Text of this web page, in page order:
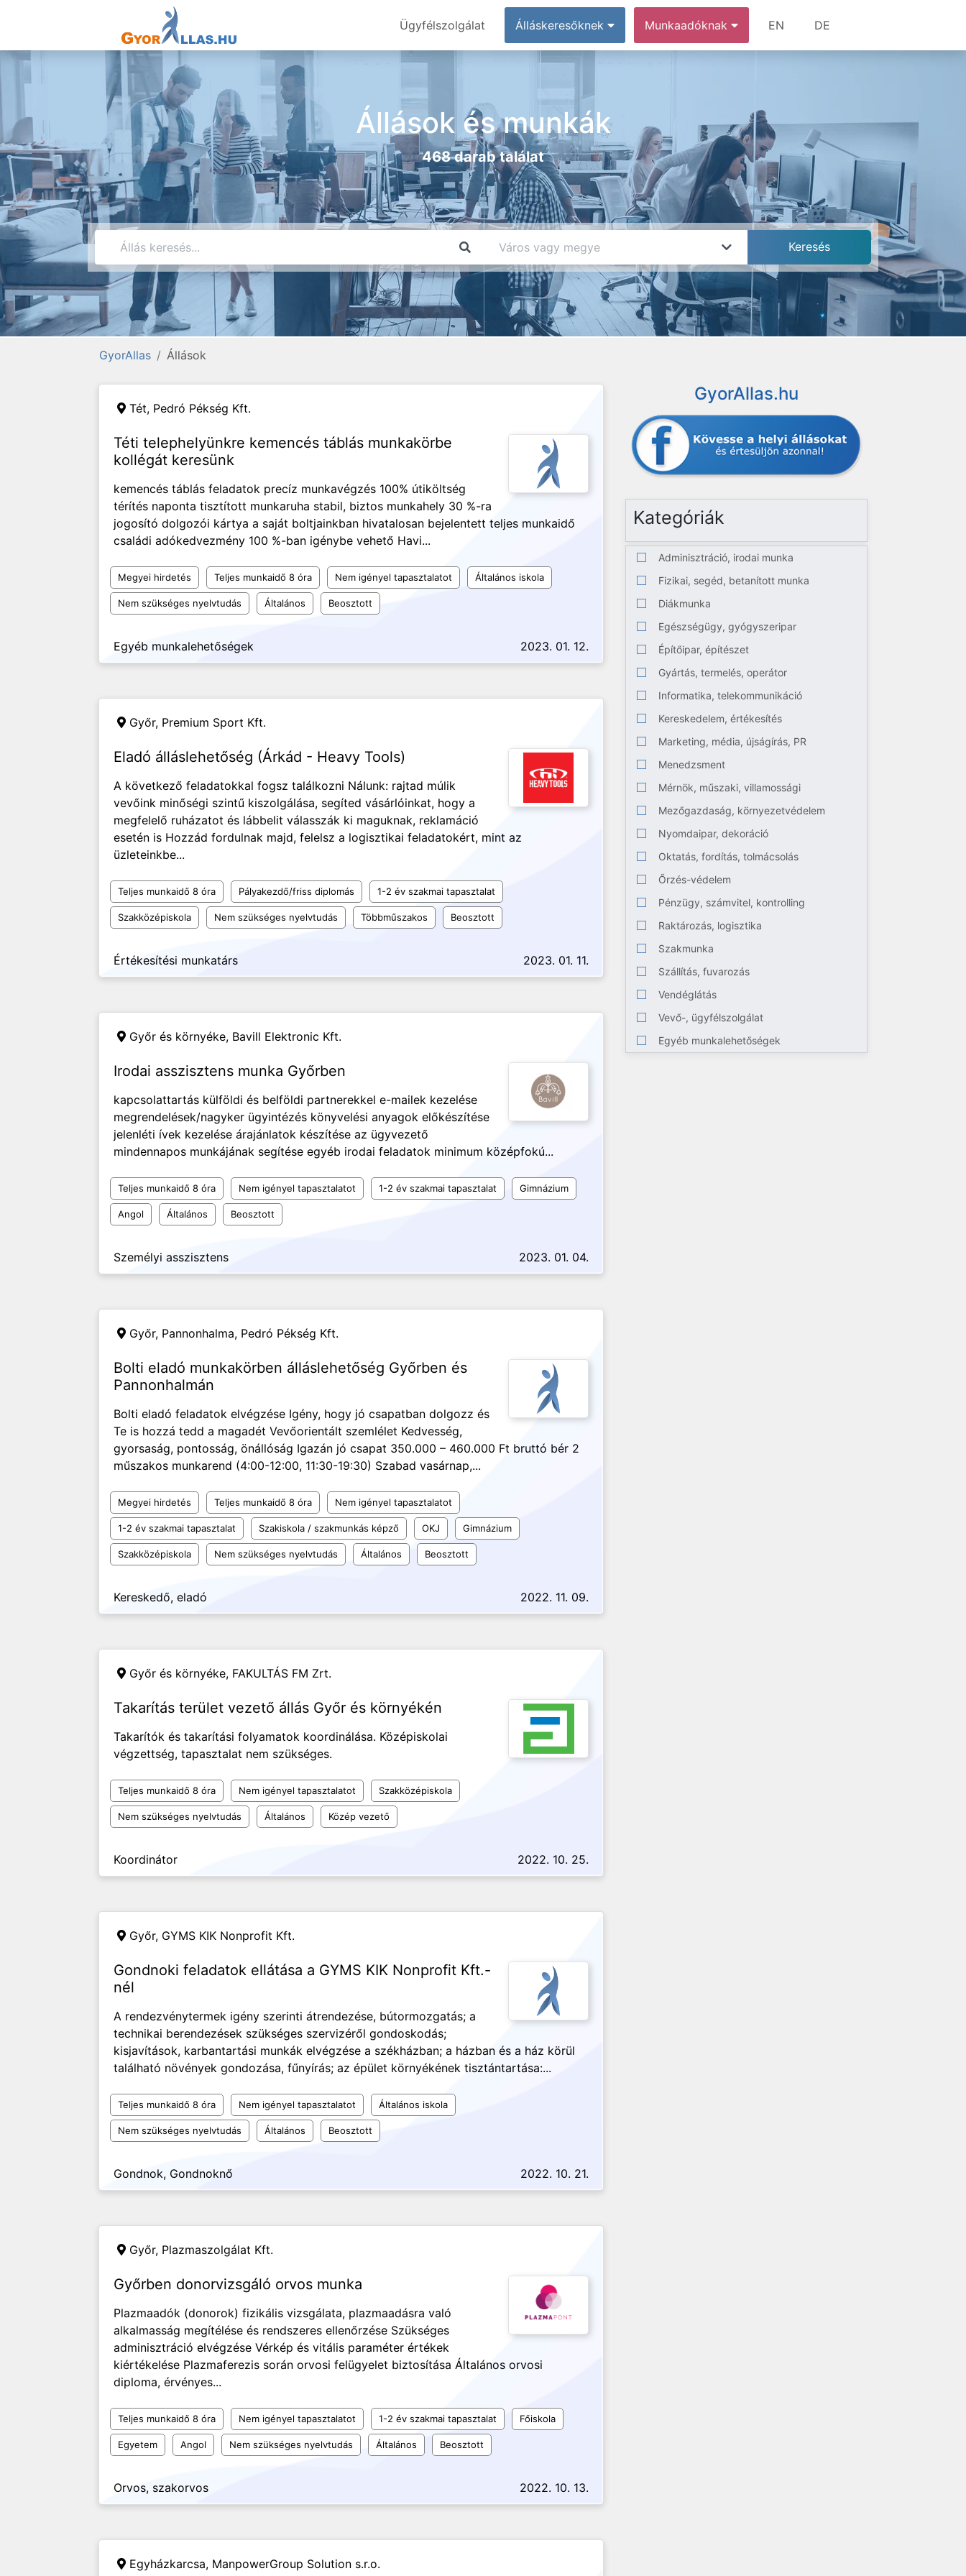
Ügyfélszolgálat Álláskeresőknek Munkaadóknak EN DE
Állások és munkák
468 darab találat
GyorAllas Állások
Tét, Pedró Pékség Kft.
Téti telephelyünkre kemencés táblás munkakörbe
kollégát keresünk
kemencés táblás feladatok precíz munkavégzés 100% útiköltség
térítés naponta tisztított munkaruha stabil, biztos munkahely 30 %-ra
jogosító dolgozói kártya a saját boltjainkban hivatalosan bejelentett teljes munkaidő
családi adókedvezmény 100 %-ban igénybe vehető Havi...
Megyei hirdetés Teljes munkaidő 8 óra Nem igényel tapasztalatot Általános iskola
Nem szükséges nyelvtudás Általános Beosztott
Egyéb munkalehetőségek 2023. 01. 12.
Győr, Premium Sport Kft.
Eladó álláslehetőség (Árkád - Heavy Tools)
A következő feladatokkal fogsz találkozni Nálunk: rajtad múlik
vevőink minőségi szintű kiszolgálása, segíted vásárlóinkat, hogy a
megfelelő ruházatot és lábbelit válasszák ki maguknak, reklamáció
esetén is Hozzád fordulnak majd, felelsz a logisztikai feladatokért, mint az
üzleteinkbe...
Teljes munkaidő 8 óra Pályakezdő/friss diplomás 1-2 év szakmai tapasztalat
Szakközépiskola Nem szükséges nyelvtudás Többműszakos Beosztott
Értékesítési munkatárs 2023. 01. 11.
Győr és környéke, Bavill Elektronic Kft.
Irodai asszisztens munka Győrben
kapcsolattartás külföldi és belföldi partnerekkel e-mailek kezelése
megrendelések/nagyker ügyintézés könyvelési anyagok előkészítése
jelenléti ívek kezelése árajánlatok készítése az ügyvezető
mindennapos munkájának segítése egyéb irodai feladatok minimum középfokú...
Teljes munkaidő 8 óra Nem igényel tapasztalatot 1-2 év szakmai tapasztalat Gimnázium
Angol Általános Beosztott
Személyi asszisztens 2023. 01. 04.
Győr, Pannonhalma, Pedró Pékség Kft.
Bolti eladó munkakörben álláslehetőség Győrben és
Pannonhalmán
Bolti eladó feladatok elvégzése Igény, hogy jó csapatban dolgozz és
Te is hozzá tedd a magadét Vevőorientált szemlélet Kedvesség,
gyorsaság, pontosság, önállóság Igazán jó csapat 350.000 – 460.000 Ft bruttó bér 2
műszakos munkarend (4:00-12:00, 11:30-19:30) Szabad vasárnap,...
Megyei hirdetés Teljes munkaidő 8 óra Nem igényel tapasztalatot
1-2 év szakmai tapasztalat Szakiskola / szakmunkás képző OKJ Gimnázium
Szakközépiskola Nem szükséges nyelvtudás Általános Beosztott
Kereskedő, eladó 2022. 11. 09.
Győr és környéke, FAKULTÁS FM Zrt.
Takarítás terület vezető állás Győr és környékén
Takarítók és takarítási folyamatok koordinálása. Középiskolai
végzettség, tapasztalat nem szükséges.
Teljes munkaidő 8 óra Nem igényel tapasztalatot Szakközépiskola
Nem szükséges nyelvtudás Általános Közép vezető
Koordinátor 2022. 10. 25.
Győr, GYMS KIK Nonprofit Kft.
Gondnoki feladatok ellátása a GYMS KIK Nonprofit Kft.-
nél
A rendezvénytermek igény szerinti átrendezése, bútormozgatás; a
technikai berendezések szükséges szervizéről gondoskodás;
kisjavítások, karbantartási munkák elvégzése a székházban; a házban és a ház körül
található növények gondozása, fűnyírás; az épület környékének tisztántartása:...
Teljes munkaidő 8 óra Nem igényel tapasztalatot Általános iskola
Nem szükséges nyelvtudás Általános Beosztott
Gondnok, Gondnoknő 2022. 10. 21.
Győr, Plazmaszolgálat Kft.
Győrben donorvizsgáló orvos munka
Plazmaadók (donorok) fizikális vizsgálata, plazmaadásra való
alkalmasság megítélése és rendszeres ellenőrzése Szükséges
adminisztráció elvégzése Vérkép és vitális paraméter értékek
kiértékelése Plazmaferezis során orvosi felügyelet biztosítása Általános orvosi
diploma, érvényes...
Teljes munkaidő 8 óra Nem igényel tapasztalatot 1-2 év szakmai tapasztalat Főiskola
Egyetem Angol Nem szükséges nyelvtudás Általános Beosztott
Orvos, szakorvos 2022. 10. 13.
Egyházkarcsa, ManpowerGroup Solution s.r.o.
GyorAllas.hu
Kategóriák
Adminisztráció, irodai munka
Fizikai, segéd, betanított munka
Diákmunka
Egészségügy, gyógyszeripar
Építőipar, építészet
Gyártás, termelés, operátor
Informatika, telekommunikáció
Kereskedelem, értékesítés
Marketing, média, újságírás, PR
Menedzsment
Mérnök, műszaki, villamossági
Mezőgazdaság, környezetvédelem
Nyomdaipar, dekoráció
Oktatás, fordítás, tolmácsolás
Őrzés-védelem
Pénzügy, számvitel, kontrolling
Raktározás, logisztika
Szakmunka
Szállítás, fuvarozás
Vendéglátás
Vevő-, ügyfélszolgálat
Egyéb munkalehetőségek